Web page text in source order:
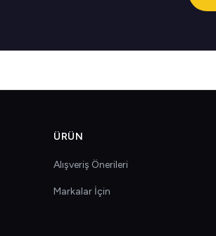
ÜRÜN
Alışveriş Önerileri
Markalar İçin